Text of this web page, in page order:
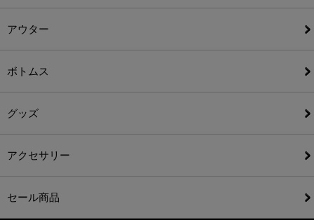
アウター
ボトムス
グッズ
アクセサリー
セール商品